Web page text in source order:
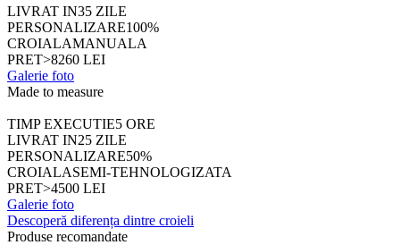
LIVRAT IN35 ZILE
PERSONALIZARE100%
CROIALAMANUALA
PRET>8260 LEI
Galerie foto
Made to measure
TIMP EXECUTIE5 ORE
LIVRAT IN25 ZILE
PERSONALIZARE50%
CROIALASEMI-TEHNOLOGIZATA
PRET>4500 LEI
Galerie foto
Descoperă diferența dintre croieli
Produse recomandate